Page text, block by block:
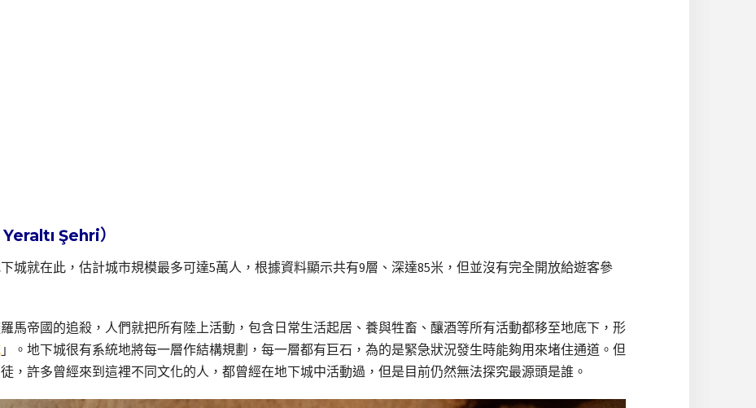
Şehri）
城就在此，估計城市規模最多可達5萬人，根據資料顯示共有9層、深達85米，但並沒有完全開放給遊客參
馬帝國的追殺，人們就把所有陸上活動，包含日常生活起居、養與牲畜、釀酒等所有活動都移至地底下，形
」。地下城很有系統地將每一層作結構規劃，每一層都有巨石，為的是緊急狀況發生時能夠用來堵住通道。但
，許多曾經來到這裡不同文化的人，都曾經在地下城中活動過，但是目前仍然無法探究最源頭是誰。